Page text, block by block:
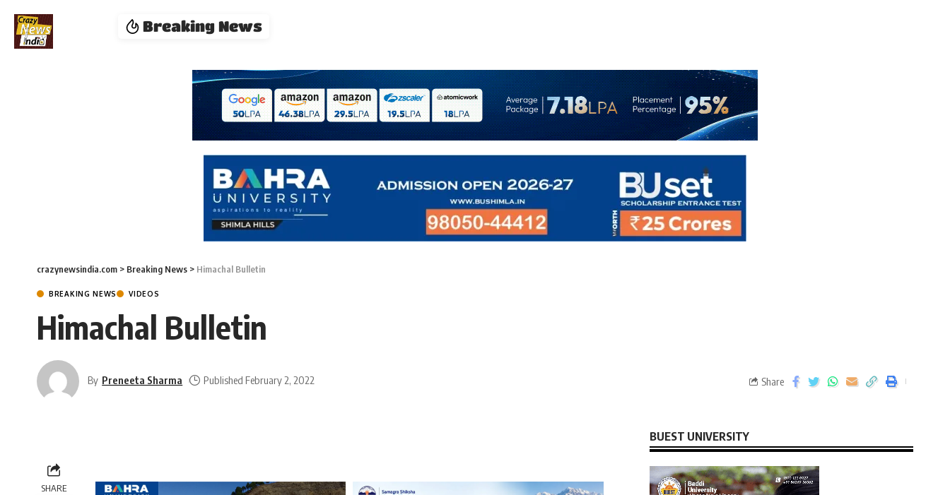
Breaking News
crazynewsindia.com > Breaking News > Himachal Bulletin
BREAKING NEWS VIDEOS
Himachal Bulletin
By Preneeta Sharma Published February 2, 2022 Share
SHARE
BUEST UNIVERSITY